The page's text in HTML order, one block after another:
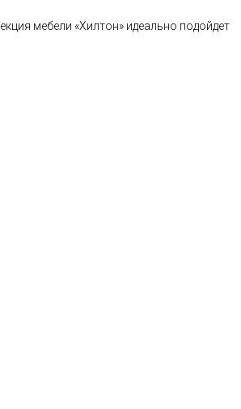
мебели «Хилтон» идеально подойдет